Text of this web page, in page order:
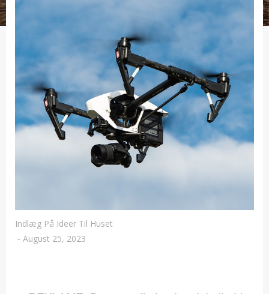
Indlæg På Ideer Til Huset
- August 25, 2023